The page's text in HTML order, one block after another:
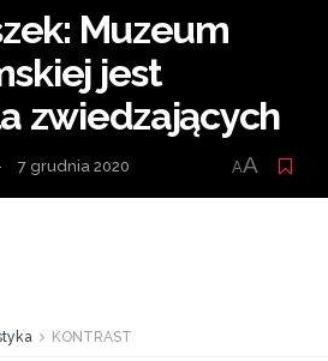
Muzeum
jest
zwiedzających
7 grudnia 2020 AA
KONTRAST